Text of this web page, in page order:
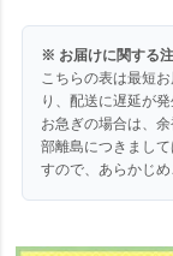
※ お届けに関する
こちらの表は最短
り、配送に遅延が
お急ぎの場合は、
部離島につきまし
すので、あらかじめ